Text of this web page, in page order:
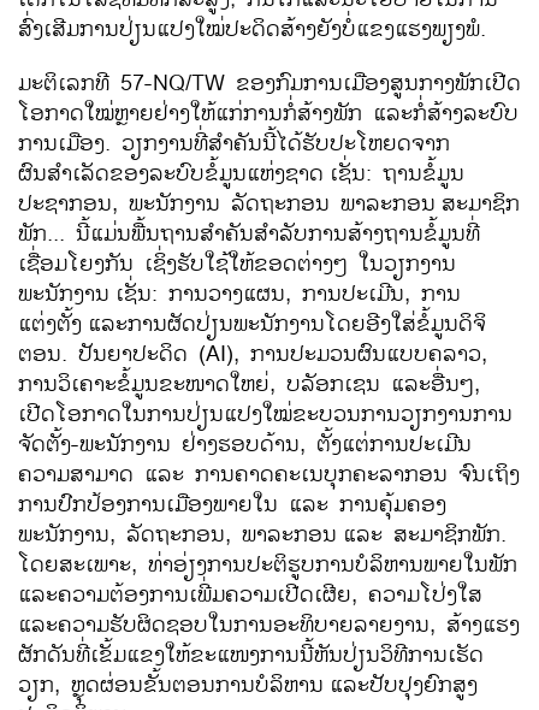
ສົ່ງເສີມການປ່ຽນແປງໃໝ່ປະດິດສ້າງຍັງບໍ່ແຂງແຮງພຽງພໍ.
ມະຕິເລກທີ 57-NQ/TW ຂອງກົມການເມືອງສູນກາງພັກເປີດ
ໂອກາດໃໝ່ຫຼາຍຢ່າງໃຫ້ແກ່ການກໍ່ສ້າງພັກ ແລະກໍ່ສ້າງລະບົບ
ການເມືອງ. ວຽກງານທີ່ສຳຄັນນີ້ໄດ້ຮັບປະໂຫຍດຈາກ
ຜົນສຳເລັດຂອງລະບົບຂໍ້ມູນແຫ່ງຊາດ ເຊັ່ນ: ຖານຂໍ້ມູນ
ປະຊາກອນ, ພະນັກງານ ລັດຖະກອນ ພາລະກອນ ສະມາຊິກ
ພັກ... ນີ້ແມ່ນພື້ນຖານສຳຄັນສຳລັບການສ້າງຖານຂໍ້ມູນທີ່
ເຊື່ອມໂຍງກັນ ເຊິ່ງຮັບໃຊ້ໃຫ້ຂອດຕ່າງໆ ໃນວຽກງານ
ພະນັກງານ ເຊັ່ນ: ການວາງແຜນ, ການປະເມີນ, ການ
ແຕ່ງຕັ້ງ ແລະການຜັດປ່ຽນພະນັກງານໂດຍອີງໃສ່ຂໍ້ມູນດິຈິ
ຕອນ. ປັນຍາປະດິດ (AI), ການປະມວນຜົນແບບຄລາວ,
ການວິເຄາະຂໍ້ມູນຂະໜາດໃຫຍ່, ບລັອກເຊນ ແລະອື່ນໆ,
ເປີດໂອກາດໃນການປ່ຽນແປງໃໝ່ຂະບວນການວຽກງານການ
ຈັດຕັ້ງ-ພະນັກງານ ຢ່າງຮອບດ້ານ, ຕັ້ງແຕ່ການປະເມີນ
ຄວາມສາມາດ ແລະ ການຄາດຄະເນບຸກຄະລາກອນ ຈົນເຖິງ
ການປົກປ້ອງການເມືອງພາຍໃນ ແລະ ການຄຸ້ມຄອງ
ພະນັກງານ, ລັດຖະກອນ, ພາລະກອນ ແລະ ສະມາຊິກພັກ.
ໂດຍສະເພາະ, ທ່າອ່ຽງການປະຕິຮູບການບໍລິຫານພາຍໃນພັກ
ແລະຄວາມຕ້ອງການເພີ່ມຄວາມເປີດເຜີຍ, ຄວາມໂປ່ງໃສ
ແລະຄວາມຮັບຜິດຊອບໃນການອະທິບາຍລາຍງານ, ສ້າງແຮງ
ຜັກດັນທີ່ເຂັ້ມແຂງໃຫ້ຂະແໜງການນີ້ຫັນປ່ຽນວິທີການເຮັດ
ວຽກ, ຫຼຸດຜ່ອນຂັ້ນຕອນການບໍລິຫານ ແລະປັບປຸງຍົກສູງ